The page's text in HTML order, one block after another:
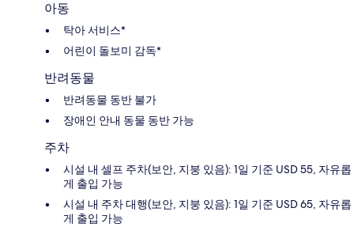
아동
탁아 서비스*
어린이 돌보미 감독*
반려동물
반려동물 동반 불가
장애인 안내 동물 동반 가능
주차
시설 내 셀프 주차(보안, 지붕 있음): 1일 기준 USD 55, 자유롭
게 출입 가능
시설 내 주차 대행(보안, 지붕 있음): 1일 기준 USD 65, 자유롭
게 출입 가능